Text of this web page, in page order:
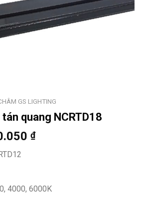
GS LIGHTING
quang NCRTD18
₫
4000, 6000K